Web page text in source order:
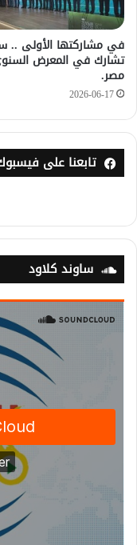
في مشاركتها الأولى ..
تشارك في المعرض
مصر.
2026-06-17
تابعنا على
ساوند كلاود